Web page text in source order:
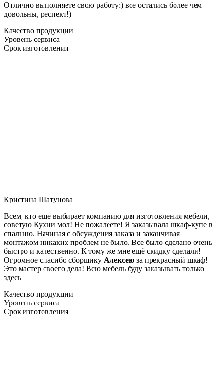
Отлично выполняете свою работу:) все остались более чем
довольны, респект!)
Качество продукции
Уровень сервиса
Срок изготовления
Кристина Шатунова
Всем, кто еще выбирает компанию для изготовления мебели,
советую Кухни мол! Не пожалеете! Я заказывала шкаф-купе в
спальню. Начиная с обсуждения заказа и заканчивая
монтажом никаких проблем не было. Все было сделано очень
быстро и качественно. К тому же мне ещё скидку сделали!
Огромное спасибо сборщику Алексею за прекрасный шкаф!
Это мастер своего дела! Всю мебель буду заказывать только
здесь.
Качество продукции
Уровень сервиса
Срок изготовления